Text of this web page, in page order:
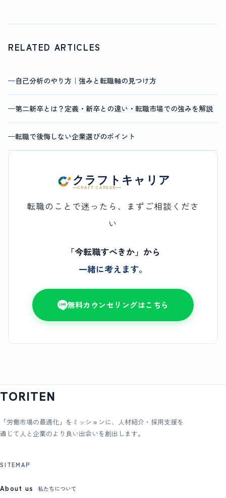
RELATED ARTICLES
自己分析のやり方｜強みと転職軸の見つけ方
第二新卒とは？定義・新卒との違い・転職市場での強みを解説
転職で後悔しない企業選びのポイント
クラフトキャリア
CRAFT CAREER
転職のことで迷ったら、まずご相談くださ
い
「今転職すべきか」から
一緒に考えます。
無料カウンセリングはこちら
TORITEN
「労働市場の最適化」をミッションに、人材紹介・採用支援を
通じて人と企業のより良い出会いを創出します。
SITEMAP
About us 私たちについて